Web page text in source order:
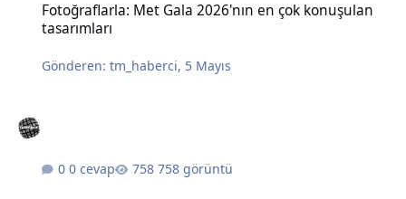
Fotoğraflarla: Met Gala 2026'nın en çok konuşulan
tasarımları
Gönderen:tm_haberci, 5 Mayıs
0 cevap 758 görüntü